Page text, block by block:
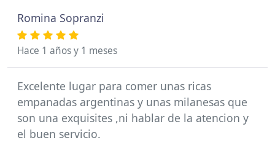
Romina Sopranzi
Hace 1 años y 1 meses
Excelente lugar para comer unas ricas
empanadas argentinas y unas milanesas que
son una exquisites ,ni hablar de la atencion y
el buen servicio.